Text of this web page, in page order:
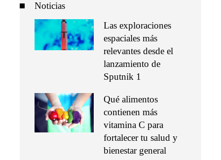
Noticias
Las exploraciones
espaciales más
relevantes desde el
lanzamiento de
Sputnik 1
Qué alimentos
contienen más
vitamina C para
fortalecer tu salud y
bienestar general